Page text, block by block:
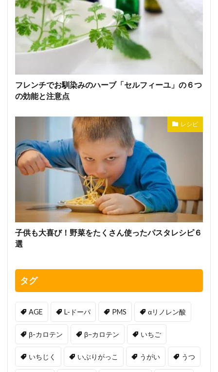
フレンチでお馴染みのハーブ「セルフィーユ」の６つ
の効能と注意点
レシピ
子供も大喜び！野菜をたくさん使ったパスタレシピ６
選
タグ
AGE L-ドーパ PMS αリノレン酸
β-カロテン β−カロテン いちご
いちじく いぶりがっこ うがい うつ